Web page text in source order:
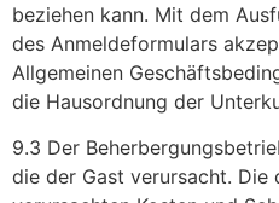
beziehen kann. Mit dem
des Anmeldeformulars
Allgemeinen
die Hausordnung der
9.3 Der
die der Gast verursacht. Die